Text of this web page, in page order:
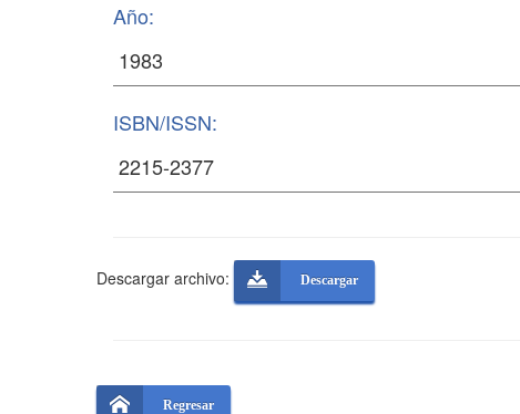
Año:
ISBN/ISSN:
Descargar archivo: Descargar
Regresar